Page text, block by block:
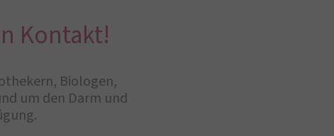
Kontakt!
Biologen,
um den Darm und